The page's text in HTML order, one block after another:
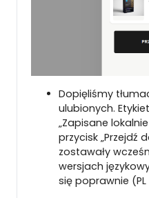
Dopięliśmy
ulubionych.
„Zapisane
przycisk „Przejdź
zostawały
wersjach
się poprawnie (PL